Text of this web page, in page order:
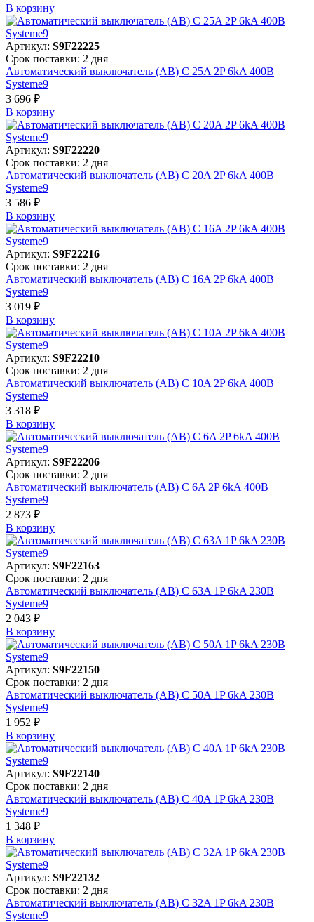
В корзинy
Артикул: S9F22225
Срок поставки: 2 дня
Автоматический выключатель (АВ) C 25A 2P 6kA 400В
Systeme9
3 696 ₽
В корзинy
Артикул: S9F22220
Срок поставки: 2 дня
Автоматический выключатель (АВ) C 20A 2P 6kA 400В
Systeme9
3 586 ₽
В корзинy
Артикул: S9F22216
Срок поставки: 2 дня
Автоматический выключатель (АВ) C 16A 2P 6kA 400В
Systeme9
3 019 ₽
В корзинy
Артикул: S9F22210
Срок поставки: 2 дня
Автоматический выключатель (АВ) C 10A 2P 6kA 400В
Systeme9
3 318 ₽
В корзинy
Артикул: S9F22206
Срок поставки: 2 дня
Автоматический выключатель (АВ) C 6A 2P 6kA 400В
Systeme9
2 873 ₽
В корзинy
Артикул: S9F22163
Срок поставки: 2 дня
Автоматический выключатель (АВ) C 63A 1P 6kA 230В
Systeme9
2 043 ₽
В корзинy
Артикул: S9F22150
Срок поставки: 2 дня
Автоматический выключатель (АВ) C 50A 1P 6kA 230В
Systeme9
1 952 ₽
В корзинy
Артикул: S9F22140
Срок поставки: 2 дня
Автоматический выключатель (АВ) C 40A 1P 6kA 230В
Systeme9
1 348 ₽
В корзинy
Артикул: S9F22132
Срок поставки: 2 дня
Автоматический выключатель (АВ) C 32A 1P 6kA 230В
Systeme9